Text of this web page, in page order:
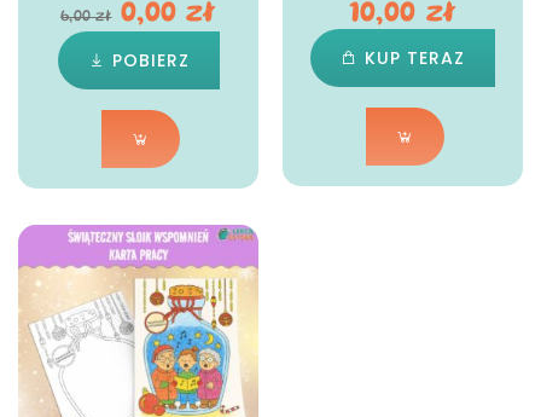
6,00zł 0,00 zł
POBIERZ
10,00 zł
KUP TERAZ